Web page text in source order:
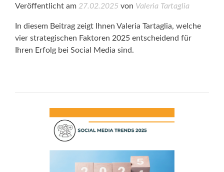
Veröffentlicht am 27.02.2025 von Valeria Tartaglia
In diesem Beitrag zeigt Ihnen Valeria Tartaglia, welche
vier strategischen Faktoren 2025 entscheidend für
Ihren Erfolg bei Social Media sind.